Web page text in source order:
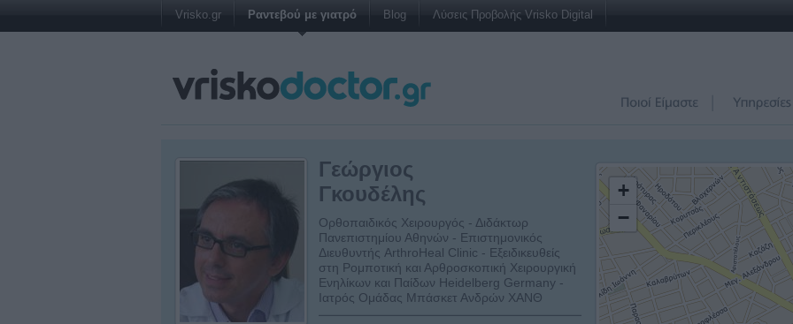
Vrisko.gr Ραντεβού με γιατρό Blog Λύσεις Προβολής Vrisko Digital
Γεώργιος
Γκουδέλης
Ορθοπαιδικός Χειρουργός - Διδάκτωρ
Πανεπιστημίου Αθηνών - Επιστημονικός
Διευθυντής ArthroHeal Clinic - Εξειδικευθείς
στη Ρομποτική και Αρθροσκοπική Χειρουργική
Ενηλίκων και Παίδων Heidelberg Germany -
Ιατρός Ομάδας Μπάσκετ Ανδρών ΧΑΝΘ
+
−